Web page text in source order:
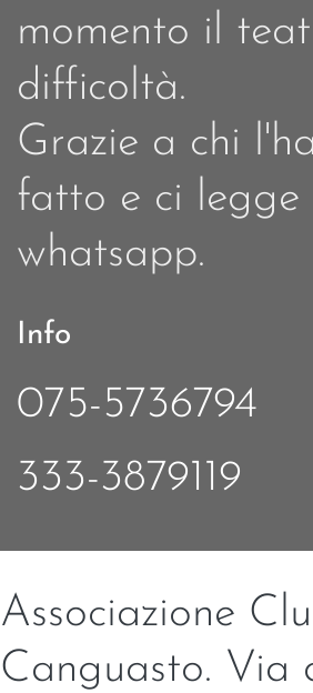
momento il
difficoltà.
Grazie a chi
fatto e ci legge
whatsapp.
Info
075-5736794
333-3879119
Associazione
Canguasto. Via